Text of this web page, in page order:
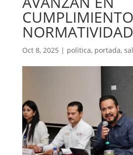
NORMATIVIDAD
Oct 8, 2025 | politica, portada,